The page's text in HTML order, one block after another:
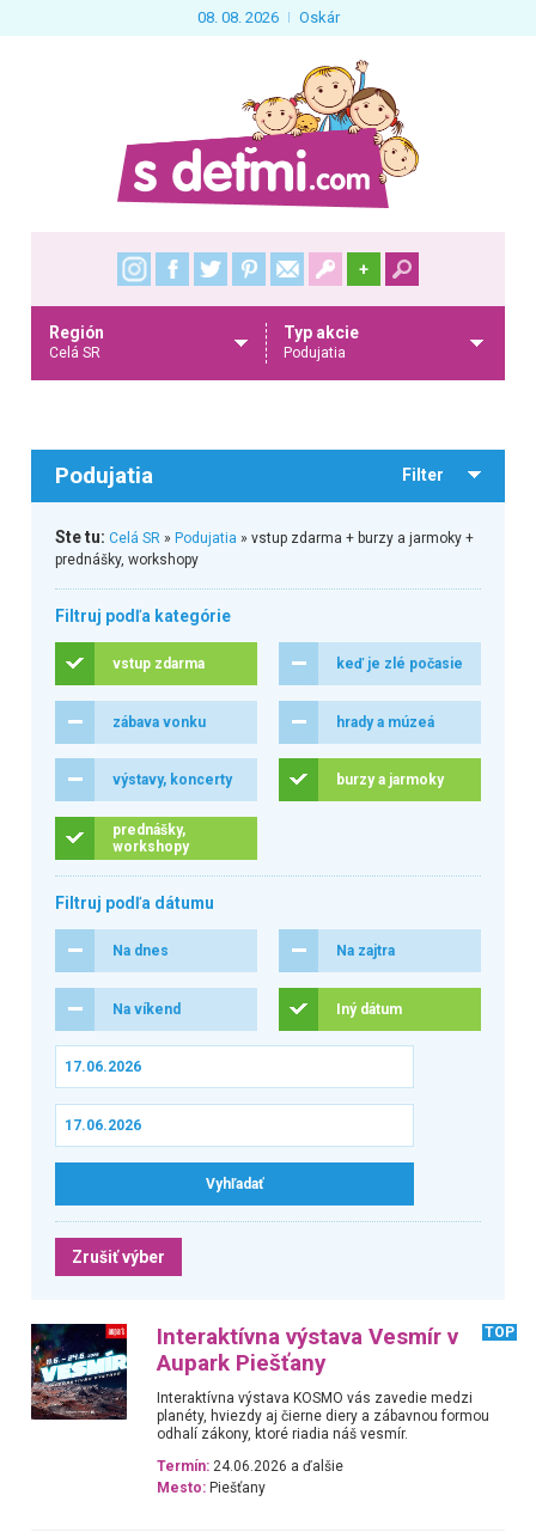
08. 08. 2026 Oskár
+
Región
Celá SR
Typ akcie
Podujatia
Podujatia Filter
Ste tu: Celá SR» Podujatia » vstup zdarma + burzy a jarmoky +
prednášky, workshopy
Filtruj podľa kategórie
vstup zdarma keď je zlé počasie
zábava vonku hrady a múzeá
výstavy, koncerty burzy a jarmoky
prednášky,
workshopy
Filtruj podľa dátumu
Na dnes Na zajtra
Na víkend Iný dátum
Zrušiť výber
Interaktívna výstava Vesmír v
Aupark Piešťany
TOP
Interaktívna výstava KOSMO vás zavedie medzi
planéty, hviezdy aj čierne diery a zábavnou formou
odhalí zákony, ktoré riadia náš vesmír.
Termín: 24.06.2026 a ďalšie
Mesto: Piešťany